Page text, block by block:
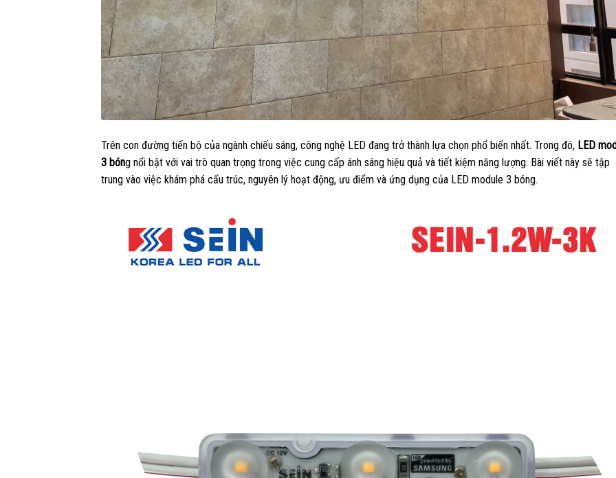
Trên con đường tiến bộ của ngành chiếu sáng, công nghệ LED đang trở thành lựa chọn phổ biến nhất. Trong đó, LED
3 bóng nổi bật với vai trò quan trọng trong việc cung cấp ánh sáng hiệu quả và tiết kiệm năng lượng. Bài viết này sẽ tập
trung vào việc khám phá cấu trúc, nguyên lý hoạt động, ưu điểm và ứng dụng của LED module 3 bóng.